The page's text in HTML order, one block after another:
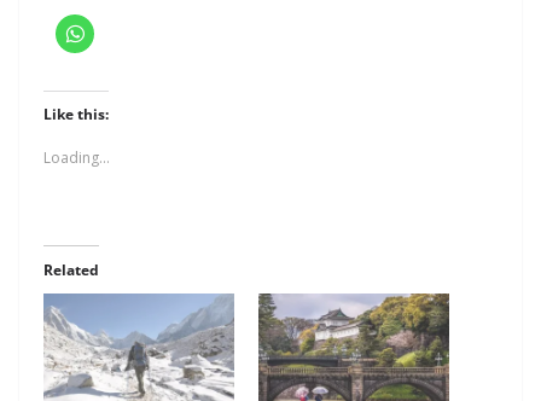
Like this:
Loading...
Related